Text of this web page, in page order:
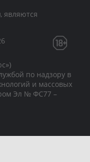
являются
по надзору в
и массовых
Эл № ФС77 –